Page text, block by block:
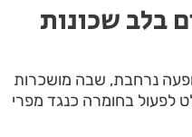
בלב שכונות
נרחבת, שבה מושכרות
לפעול בחומרה כנגד מפרי